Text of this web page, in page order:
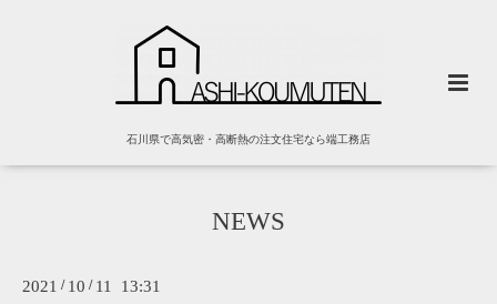
石川県で高気密・高断熱の注文住宅なら端工務店
NEWS
2021 / 10 / 11 13:31